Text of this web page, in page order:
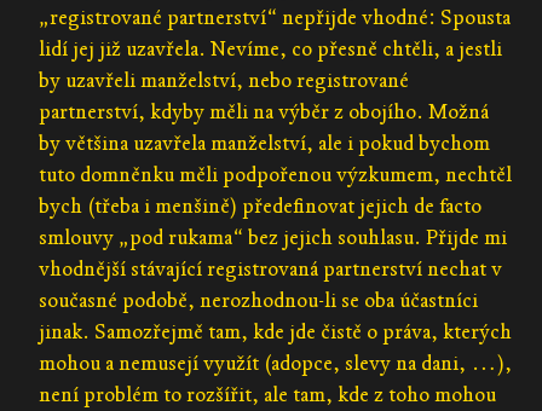
„registrované partnerství“ nepřijde vhodné: Spousta
lidí jej již uzavřela. Nevíme, co přesně chtěli, a jestli
by uzavřeli manželství, nebo registrované
partnerství, kdyby měli na výběr z obojího. Možná
by většina uzavřela manželství, ale i pokud bychom
tuto domněnku měli podpořenou výzkumem, nechtěl
bych (třeba i menšině) předefinovat jejich de facto
smlouvy „pod rukama“ bez jejich souhlasu. Přijde mi
vhodnější stávající registrovaná partnerství nechat v
současné podobě, nerozhodnou-li se oba účastníci
jinak. Samozřejmě tam, kde jde čistě o práva, kterých
mohou a nemusejí využít (adopce, slevy na dani, …),
není problém to rozšířit, ale tam, kde z toho mohou